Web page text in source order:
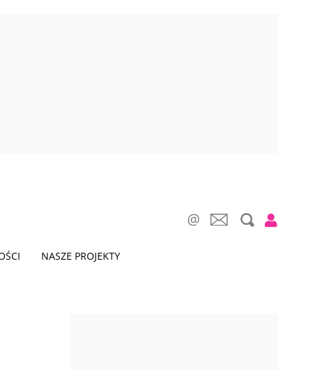
NASZE PROJEKTY